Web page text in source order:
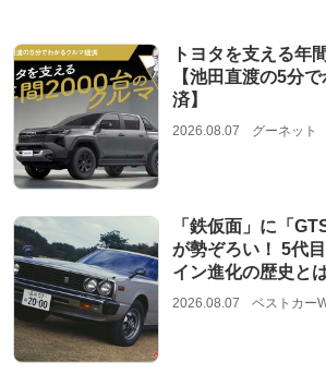
トヨタを支える年
【池田直渡の5分
済】
2026.08.07 グーネット
「鉄仮面」に「
が勢ぞろい！ 5代
イン進化の歴史と
2026.08.07 ベストカー